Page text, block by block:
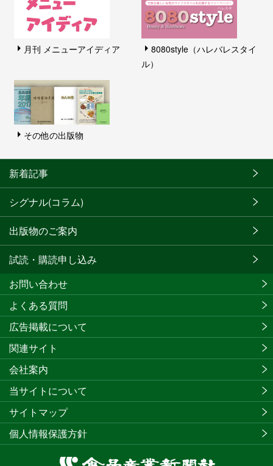
月刊 メニューアイディア
8080style（ハレバレスタイ
ル）
その他の出版物
新着記事
シグナル(コラム)
出版物のご案内
試読・購読申し込み
お問い合わせ
よくある質問
広告掲載について
関連サイト
会社案内
当サイトについて
サイトマップ
個人情報保護方針